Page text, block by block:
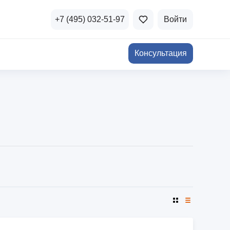
недвижимость
и продажа
+7 (495) 032-51-97 Войти
Консультация